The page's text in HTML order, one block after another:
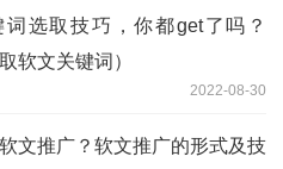
词选取技巧，你都get了吗？
软文关键词）
2022-08-30
文推广？软文推广的形式及技